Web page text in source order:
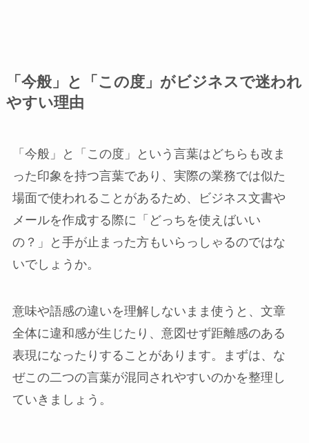
「今般」と「この度」がビジネスで迷われ
やすい理由
「今般」と「この度」という言葉はどちらも改ま
った印象を持つ言葉であり、実際の業務では似た
場面で使われることがあるため、ビジネス文書や
メールを作成する際に「どっちを使えばいい
の？」と手が止まった方もいらっしゃるのではな
いでしょうか。
意味や語感の違いを理解しないまま使うと、文章
全体に違和感が生じたり、意図せず距離感のある
表現になったりすることがあります。まずは、な
ぜこの二つの言葉が混同されやすいのかを整理し
ていきましょう。